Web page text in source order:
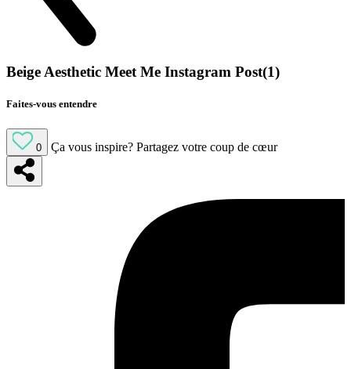
Beige Aesthetic Meet Me Instagram Post(1)
Faites-vous entendre
0 Ça vous inspire? Partagez votre coup de cœur